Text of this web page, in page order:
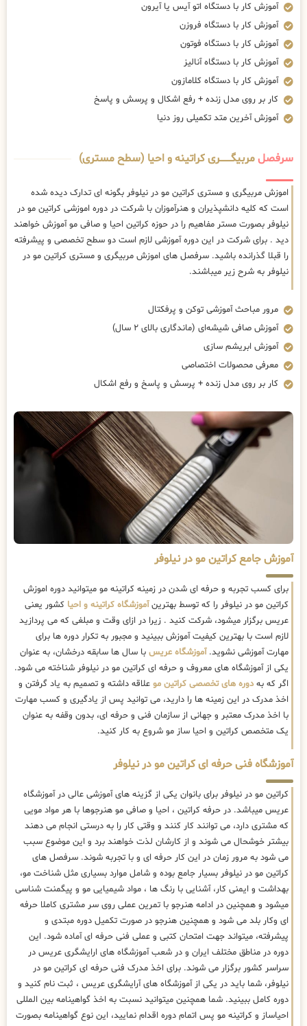
آموزش کار با دستگاه اتو آیس یا آیرون
آموزش کار با دستگاه فروزن
آموزش کار با دستگاه فوتون
آموزش کار با دستگاه آنالیز
آموزش کار با دستگاه کلامازون
کار بر روی مدل زنده + رفع اشکال و پرسش و پاسخ
آموزش آخرین متد تکمیلی روز دنیا
سرفصلمربیگــــــــری کراتینه و احیا (سطح مستری)
اموزش مربیگری و مستری کراتین مو در نیلوفر بگونه ای تدارک دیده شده
است که کلیه دانشپذیران و هنرآموزان با شرکت در دوره اموزشی کراتین مو در
نیلوفر بصورت مستر مفاهیم را در حوزه کراتین احیا و صافی مو آموزش خواهند
دید . برای شرکت در این دوره آموزشی لازم است دو سطح تخصصی و پیشرفته
را قبلا گذرانده باشید. سرفصل های اموزش مربیگری و مستری کراتین مو در
نیلوفر به شرح زیر میباشند.
مرور مباحث آموزشی توکن و پرفکتال
آموزش صافی شیشه‌ای (ماندگاری بالای ۲ سال)
آموزش ابریشم سازی
معرفی محصولات اختصاصی
کار بر روی مدل زنده + پرسش و پاسخ و رفع اشکال
آموزش جامع کراتین مو در نیلوفر
برای کسب تجربه و حرفه ای شدن در زمینه کراتینه مو میتوانید دوره اموزش
کراتین مو در نیلوفر را که توسط بهترینآموزشگاه کراتینه و احیا کشور یعنی
عریس برگزار میشود، شرکت کنید . زیرا در ازای وقت و مبلغی که می پردازید
لازم است با بهترین کیفیت آموزش ببینید و مجبور به تکرار دوره ها برای
مهارت آموزشی نشوید.آموزشگاه عریس با سال ها سابقه درخشان، به عنوان
یکی از آموزشگاه های معروف و حرفه ای کراتین مو در نیلوفر شناخته می شود.
اگر که بهدوره های تخصصی کراتین مو علاقه داشته و تصمیم به یاد گرفتن و
اخذ مدرک در این زمینه ها را دارید، می توانید پس از یادگیری و کسب مهارت
با اخذ مدرک معتبر و جهانی از سازمان فنی و حرفه ای، بدون وقفه به عنوان
یک متخصص کراتین و احیا ساز مو شروع به کار کنید.
آموزشگاه فنی حرفه ای کراتین مو در نیلوفر
کراتین مو در نیلوفر برای بانوان یکی از گزینه های آموزشی عالی در آموزشگاه
عریس میباشد. در حرفه کراتین ، احیا و صافی مو هنرجوها با هر مواد مویی
که مشتری دارد، می توانند کار کنند و وقتی کار را به درستی انجام می دهند
بیشتر خوشحال می شوند و از کارشان لذت خواهند برد و این موضوع سبب
می شود به مرور زمان در این کار حرفه ای و با تجربه شوند. سرفصل های
کراتین مو در نیلوفر بسیار جامع بوده و شامل موارد بسیاری مثل شناخت مو،
بهداشت و ایمنی کار، آشنایی با رنگ ها ، مواد شیمیایی مو و پیگمنت شناسی
میشود و همچنین در ادامه هنرجو با تمرین عملی روی سر مشتری کاملا حرفه
ای وکار بلد می شود و همچنین هنرجو در صورت تکمیل دوره مبتدی و
پیشرفته، میتواند جهت امتحان کتبی و عملی فنی حرفه ای آماده شود. این
دوره در مناطق مختلف ایران و در شعب آموزشگاه های ارایشگری عریس در
سراسر کشور برگزار می شوند. برای اخذ مدرک فنی حرفه ای کراتین مو در
نیلوفر، شما باید در یکی از آموزشگاه های آرایشگری عریس ، ثبت نام کنید و
دوره کامل ببینید. شما همچنین میتوانید نسبت به اخذ گواهینامه بین المللی
احیاساز و کراتینه مو پس اتمام دوره اقدام نمایید، این نوع گواهینامه بصورت